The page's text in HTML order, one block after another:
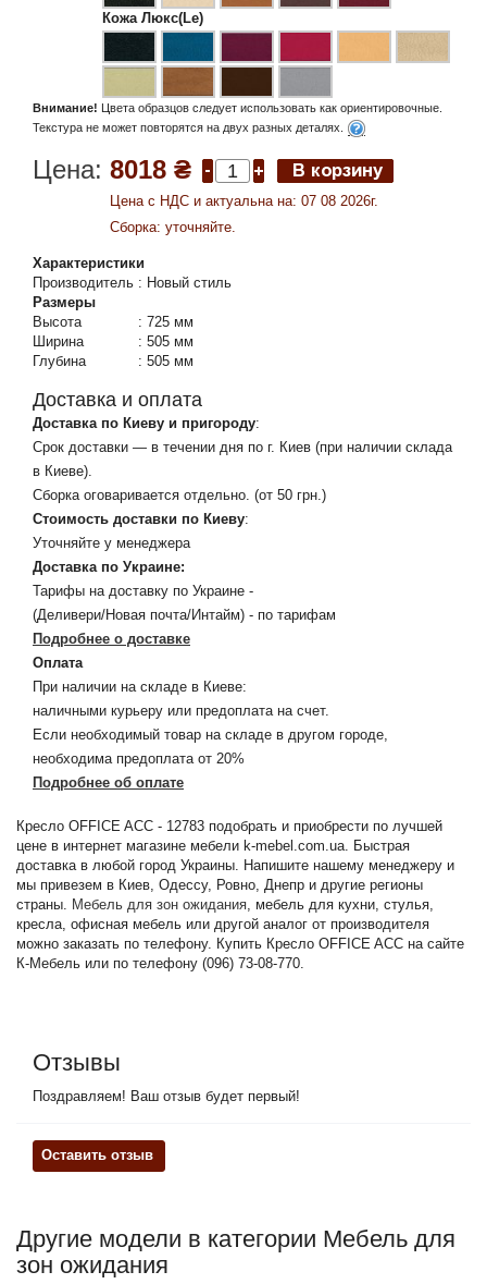
Кожа Люкс(Le)
Внимание! Цвета образцов следует использовать как ориентировочные.
Текстура не может повторятся на двух разных деталях.
Цена: 8018 ₴
Цена c НДС и актуальна на: 07 08 2026г.
Сборка: уточняйте.
Характеристики
Производитель : Новый стиль
Размеры
Высота
: 725 мм
Ширина
: 505 мм
Глубина
: 505 мм
Доставка и оплата
Доставка по Киеву и пригороду:
Срок доставки — в течении дня по г. Киев (при наличии склада
в Киеве).
Сборка оговаривается отдельно. (от 50 грн.)
Стоимость доставки по Киеву:
Уточняйте у менеджера
Доставка по Украине:
Тарифы на доставку по Украине -
(Деливери/Новая почта/Интайм) - по тарифам
Подробнее о доставке
Оплата
При наличии на складе в Киеве:
наличными курьеру или предоплата на счет.
Если необходимый товар на складе в другом городе,
необходима предоплата от 20%
Подробнее об оплате
Кресло OFFICE ACC - 12783 подобрать и приобрести по лучшей
цене в интернет магазине мебели k-mebel.com.ua. Быстрая
доставка в любой город Украины. Напишите нашему менеджеру и
мы привезем в Киев, Одессу, Ровно, Днепр и другие регионы
страны. Мебель для зон ожидания, мебель для кухни, стулья,
кресла, офисная мебель или другой аналог от производителя
можно заказать по телефону. Купить Кресло OFFICE ACC на сайте
К-Мебель или по телефону (096) 73-08-770.
Отзывы
Поздравляем! Ваш отзыв будет первый!
Оставить отзыв
Другие модели в категории Мебель для
зон ожидания